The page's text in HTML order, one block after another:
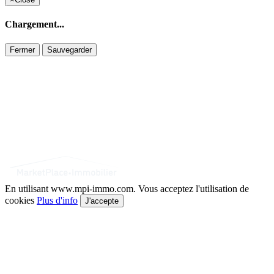
Chargement...
Fermer Sauvegarder
En utilisant www.mpi-immo.com. Vous acceptez l'utilisation de
cookies Plus d'info J'accepte